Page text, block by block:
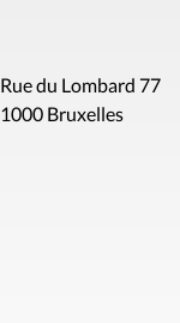
Rue du Lombard 77
1000 Bruxelles